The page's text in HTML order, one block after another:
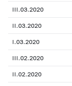
III.03.2020
II.03.2020
I.03.2020
III.02.2020
II.02.2020